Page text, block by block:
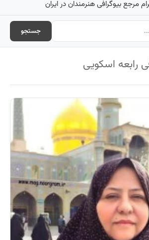
مرجع بیوگرافی هنرمندان در ایران
جستجو
رابعه اسکویی